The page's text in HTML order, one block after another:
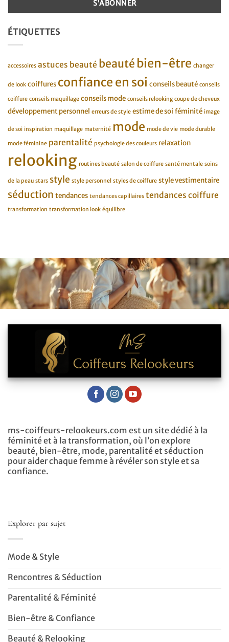
ÉTIQUETTES
accessoires astuces beauté beauté bien-être changer
de look coiffures confiance en soi conseils beauté conseils
coiffure conseils maquillage conseils mode conseils relooking coupe de cheveux
développement personnel erreurs de style estime de soi féminité image
de soi inspiration maquillage maternité mode mode de vie mode durable
mode féminine parentalité psychologie des couleurs relaxation
relooking routines beauté salon de coiffure santé mentale soins
de la peau stars style style personnel styles de coiffure style vestimentaire
séduction tendances tendances capillaires tendances coiffure
transformation transformation look équilibre
ms-coiffeurs-relookeurs.com est un site dédié à la
féminité et à la transformation, où l’on explore
beauté, bien-être, mode, parentalité et séduction
pour aider chaque femme à révéler son style et sa
confiance.
Explorer par sujet
Mode & Style
Rencontres & Séduction
Parentalité & Féminité
Bien-être & Confiance
Beauté & Relooking